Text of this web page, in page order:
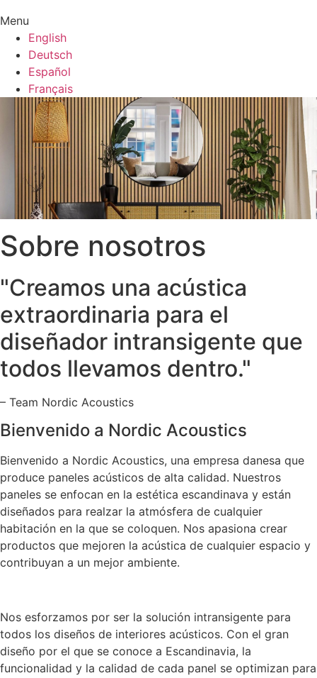
Menu
English
Deutsch
Español
Français
Sobre nosotros
"Creamos una acústica
extraordinaria para el
diseñador intransigente que
todos llevamos dentro."
– Team Nordic Acoustics
Bienvenido a Nordic Acoustics
Bienvenido a Nordic Acoustics, una empresa danesa que
produce paneles acústicos de alta calidad. Nuestros
paneles se enfocan en la estética escandinava y están
diseñados para realzar la atmósfera de cualquier
habitación en la que se coloquen. Nos apasiona crear
productos que mejoren la acústica de cualquier espacio y
contribuyan a un mejor ambiente.
Nos esforzamos por ser la solución intransigente para
todos los diseños de interiores acústicos. Con el gran
diseño por el que se conoce a Escandinavia, la
funcionalidad y la calidad de cada panel se optimizan para